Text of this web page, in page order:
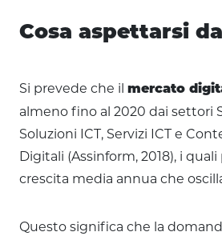
Cosa aspettarsi
Si prevede che il mercato
almeno fino al 2020 dai settori
Soluzioni ICT, Servizi ICT e
Digitali (Assinform, 2018), i
crescita media annua che
Questo significa che la